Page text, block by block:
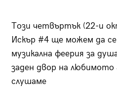
Tози четвъртък (22-и
Искър #4 ще можем да
музикална феерия за
заден двор на
слушаме